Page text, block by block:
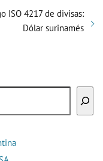
ISO 4217 de divisas:
Dólar surinamés